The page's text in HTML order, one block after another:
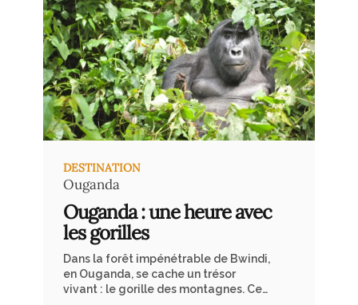
Accompagnée de son mari et de ses
trois filles, elle a exploré le parc
national de Chobe et le delta de
l’Okavango.
DESTINATION
Ouganda
Ouganda : une heure avec
les gorilles
Dans la forêt impénétrable de Bwindi,
en Ouganda, se cache un trésor
vivant : le gorille des montagnes. Ce